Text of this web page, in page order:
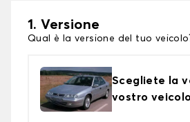
1. Versione
Qual è la versione del tuo
Scegliete la
vostro veicolo